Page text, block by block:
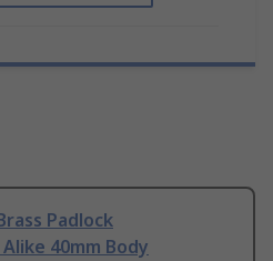
Padlock
40mm Body